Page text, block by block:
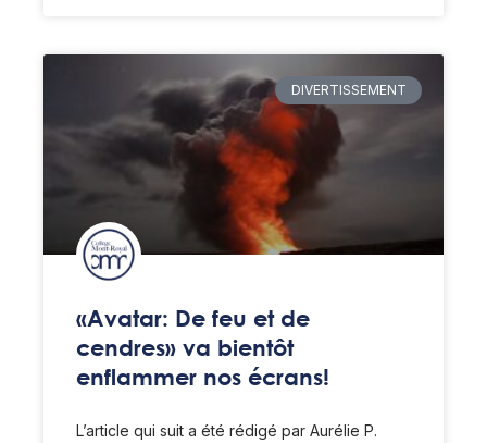
DIVERTISSEMENT
«Avatar: De feu et de
cendres» va bientôt
enflammer nos écrans!
L’article qui suit a été rédigé par Aurélie P.